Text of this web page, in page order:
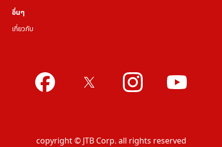
อื่นๆ
เกี่ยวกับ
copyright © JTB Corp. all rights reserved